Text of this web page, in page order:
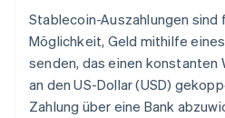
Stablecoin-Auszahlungen sind
Möglichkeit, Geld mithilfe eines
senden, das einen konstanten
an den US-Dollar (USD)
Zahlung über eine Bank